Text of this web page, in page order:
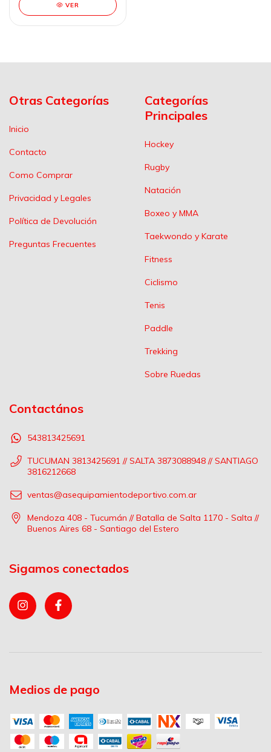
VER
Otras Categorías
Inicio
Contacto
Como Comprar
Privacidad y Legales
Política de Devolución
Preguntas Frecuentes
Categorías
Principales
Hockey
Rugby
Natación
Boxeo y MMA
Taekwondo y Karate
Fitness
Ciclismo
Tenis
Paddle
Trekking
Sobre Ruedas
Contactános
543813425691
TUCUMAN 3813425691 // SALTA 3873088948 // SANTIAGO
3816212668
ventas@asequipamientodeportivo.com.ar
Mendoza 408 - Tucumán // Batalla de Salta 1170 - Salta //
Buenos Aires 68 - Santiago del Estero
Sigamos conectados
Medios de pago